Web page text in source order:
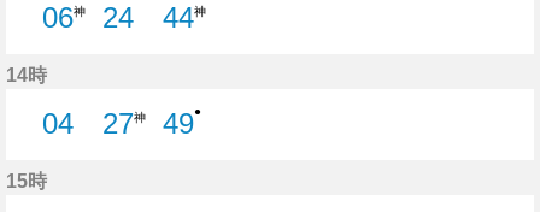
06神
24
44神
14時
04
27神
49●
15時